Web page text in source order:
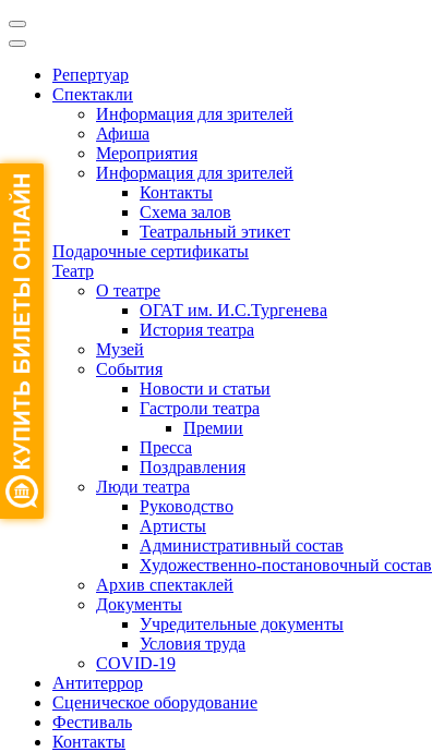
Репертуар
Спектакли
Информация для зрителей
Афиша
Мероприятия
Информация для зрителей
Контакты
Схема залов
Театральный этикет
Подарочные сертификаты
Театр
О театре
ОГАТ им. И.С.Тургенева
История театра
Музей
События
Новости и статьи
Гастроли театра
Премии
Пресса
Поздравления
Люди театра
Руководство
Артисты
Административный состав
Художественно-постановочный состав
Архив спектаклей
Документы
Учредительные документы
Условия труда
COVID-19
Антитеррор
Сценическое оборудование
Фестиваль
Контакты